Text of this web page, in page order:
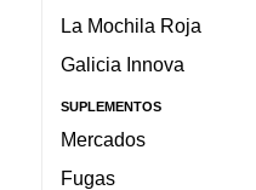
La Mochila Roja
Galicia Innova
SUPLEMENTOS
Mercados
Fugas